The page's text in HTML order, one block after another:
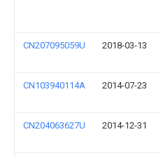
CN207095059U 2018-03-13
CN103940114A 2014-07-23
CN204063627U 2014-12-31